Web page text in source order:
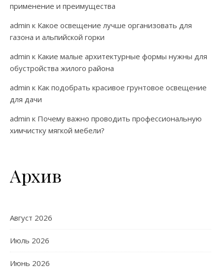
применение и преимущества
admin к Какое освещение лучше организовать для
газона и альпийской горки
admin к Какие малые архитектурные формы нужны для
обустройства жилого района
admin к Как подобрать красивое грунтовое освещение
для дачи
admin к Почему важно проводить профессиональную
химчистку мягкой мебели?
Архив
Август 2026
Июль 2026
Июнь 2026